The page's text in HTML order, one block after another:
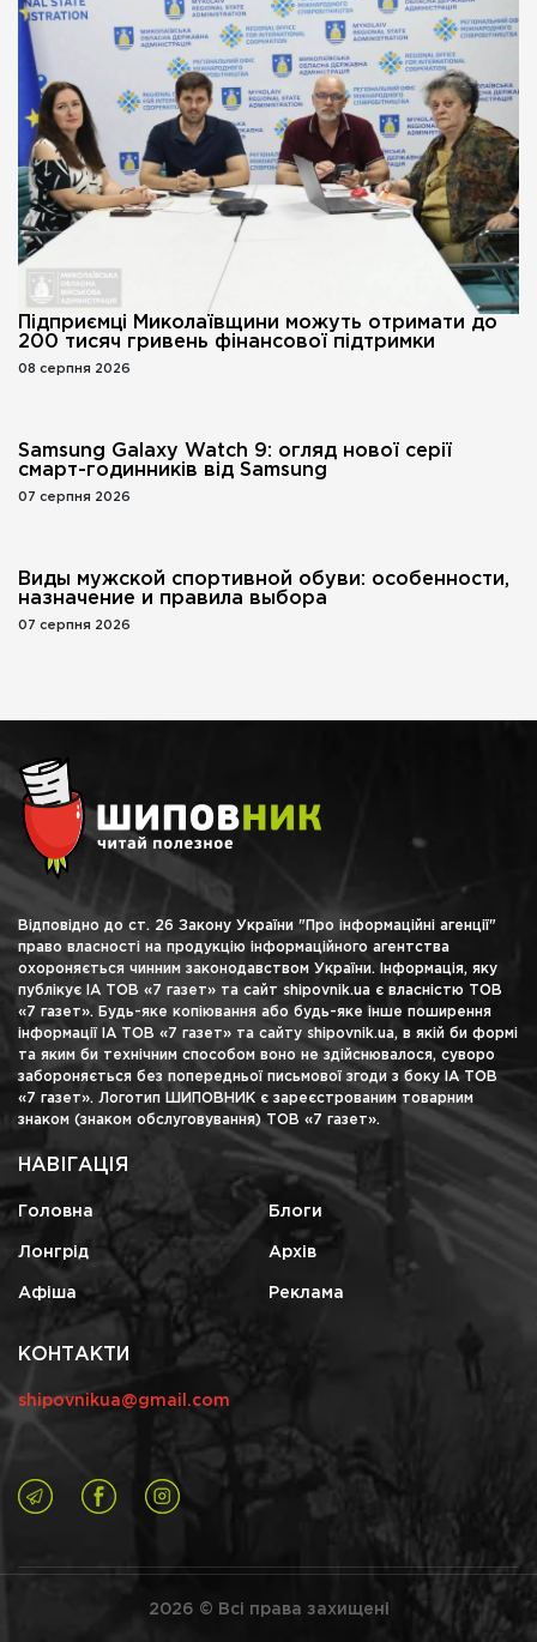
Підприємці Миколаївщини можуть отримати до
200 тисяч гривень фінансової підтримки
08 серпня 2026
Samsung Galaxy Watch 9: огляд нової серії
смарт-годинників від Samsung
07 серпня 2026
Виды мужской спортивной обуви: особенности,
назначение и правила выбора
07 серпня 2026
Відповідно до ст. 26 Закону України "Про інформаційні агенції"
право власності на продукцію інформаційного агентства
охороняється чинним законодавством України. Інформація, яку
публікує ІА ТОВ «7 газет» та сайт shipovnik.ua є власністю ТОВ
«7 газет». Будь-яке копіювання або будь-яке інше поширення
інформації ІА ТОВ «7 газет» та сайту shipovnik.ua, в якій би формі
та яким би технічним способом воно не здійснювалося, суворо
забороняється без попередньої письмової згоди з боку ІА ТОВ
«7 газет». Логотип ШИПОВНИК є зареєстрованим товарним
знаком (знаком обслуговування) ТОВ «7 газет».
НАВІГАЦІЯ
Головна Блоги
Лонгрід Архів
Афіша Реклама
КОНТАКТИ
shipovnikua@gmail.com
2026 © Всі права захищені